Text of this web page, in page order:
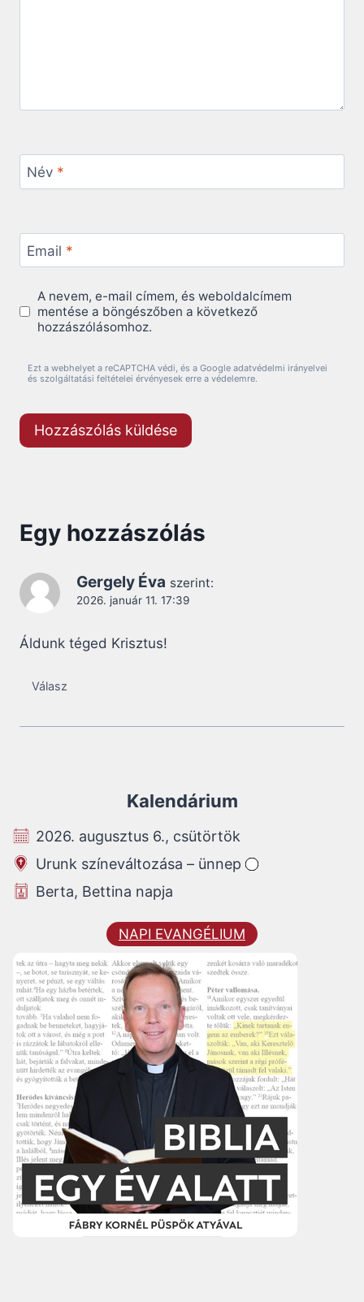
Név *
Email *
A nevem, e-mail címem, és weboldalcímem
mentése a böngészőben a következő
hozzászólásomhoz.
Ezt a webhelyet a reCAPTCHA védi, és a Google adatvédelmi irányelvei
és szolgáltatási feltételei érvényesek erre a védelemre.
Egy hozzászólás
Gergely Éva szerint:
2026. január 11. 17:39
Áldunk téged Krisztus!
Válasz
Kalendárium
2026. augusztus 6., csütörtök
Urunk színeváltozása – ünnep
Berta, Bettina napja
NAPI EVANGÉLIUM